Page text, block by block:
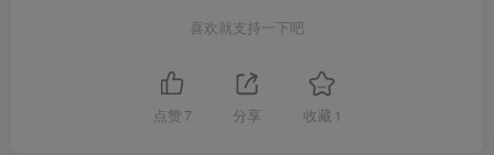
喜欢就支持一下吧
点赞 7 分享 收藏 1